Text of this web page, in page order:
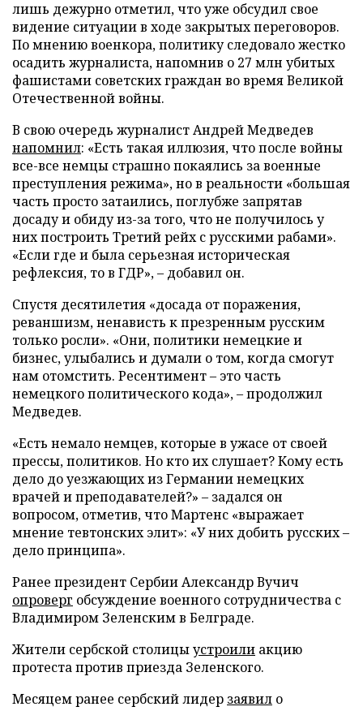
лишь дежурно отметил, что уже обсудил свое
видение ситуации в ходе закрытых переговоров.
По мнению военкора, политику следовало жестко
осадить журналиста, напомнив о 27 млн убитых
фашистами советских граждан во время Великой
Отечественной войны.
В свою очередь журналист Андрей Медведев
напомнил: «Есть такая иллюзия, что после войны
все-все немцы страшно покаялись за военные
преступления режима», но в реальности «большая
часть просто затаились, поглубже запрятав
досаду и обиду из-за того, что не получилось у
них построить Третий рейх с русскими рабами».
«Если где и была серьезная историческая
рефлексия, то в ГДР», – добавил он.
Спустя десятилетия «досада от поражения,
реваншизм, ненависть к презренным русским
только росли». «Они, политики немецкие и
бизнес, улыбались и думали о том, когда смогут
нам отомстить. Ресентимент – это часть
немецкого политического кода», – продолжил
Медведев.
«Есть немало немцев, которые в ужасе от своей
прессы, политиков. Но кто их слушает? Кому есть
дело до уезжающих из Германии немецких
врачей и преподавателей?» – задался он
вопросом, отметив, что Мартенс «выражает
мнение тевтонских элит»: «У них добить русских –
дело принципа».
Ранее президент Сербии Александр Вучич
опроверг обсуждение военного сотрудничества с
Владимиром Зеленским в Белграде.
Жители сербской столицыустроили акцию
протеста против приезда Зеленского.
Месяцем ранее сербский лидер заявил о